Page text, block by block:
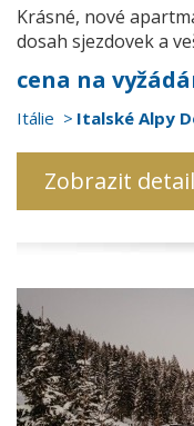
Krásné, nové
dosah sjezdovek a
cena na
Itálie Italské Alpy
Zobrazit detail